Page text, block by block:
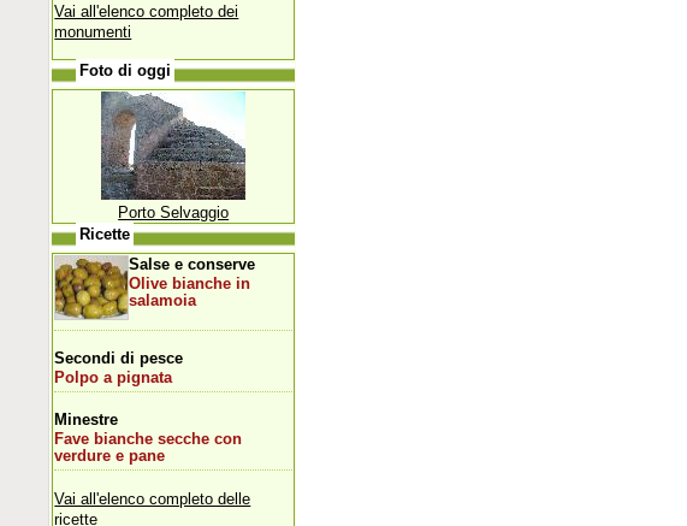
Vai all'elenco completo dei
monumenti
Foto di oggi
Porto Selvaggio
Ricette
Salse e conserve
Olive bianche in
salamoia
Secondi di pesce
Polpo a pignata
Minestre
Fave bianche secche con
verdure e pane
Vai all'elenco completo delle
ricette